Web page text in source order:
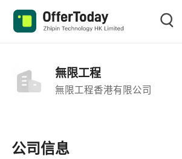
無限工程
無限工程香港有限公司
公司信息